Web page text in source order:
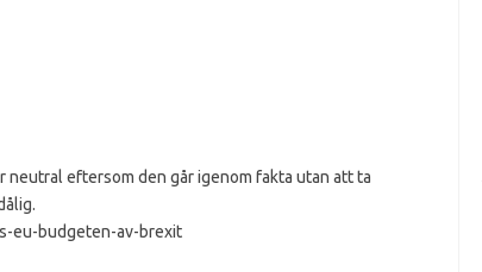
neutral eftersom den går igenom fakta utan att ta
eu-budgeten-av-brexit